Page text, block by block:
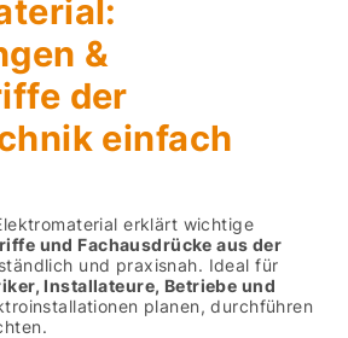
&
der
einfach
erklärt wichtige
und Fachausdrücke aus der
und praxisnah. Ideal für
Installateure, Betriebe und
planen, durchführen